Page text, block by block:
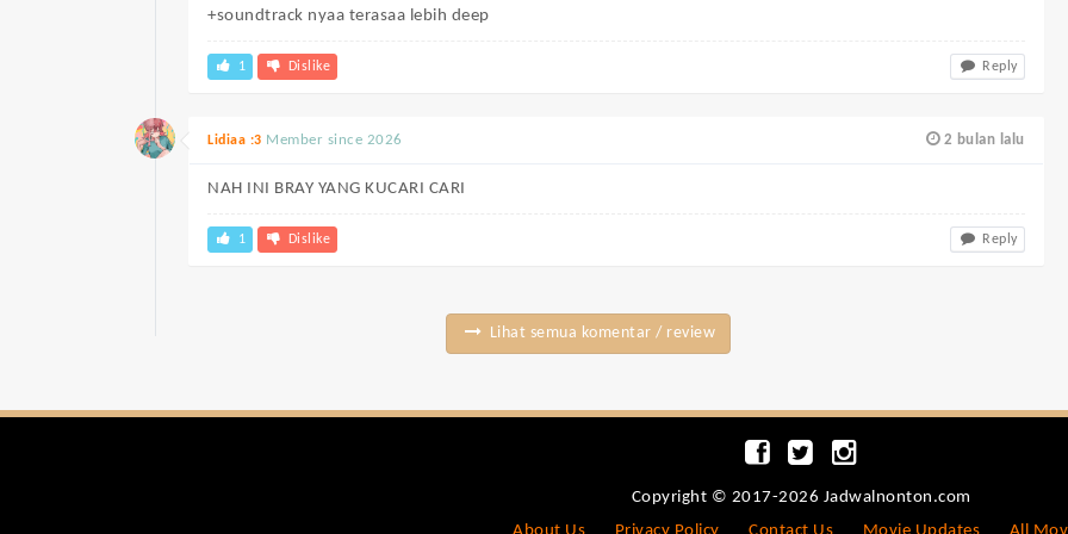
+soundtrack nyaa terasaa lebih deep
1 Dislike Reply
2 bulan lalu
Lidiaa :3 Member since 2026
NAH INI BRAY YANG KUCARI CARI
1 Dislike Reply
Lihat semua komentar / review
Copyright © 2017-2026 Jadwalnonton.com